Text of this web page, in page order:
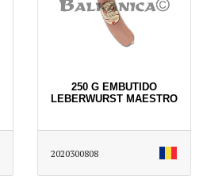
250 G EMBUTIDO
LEBERWURST MAESTRO
2020300808